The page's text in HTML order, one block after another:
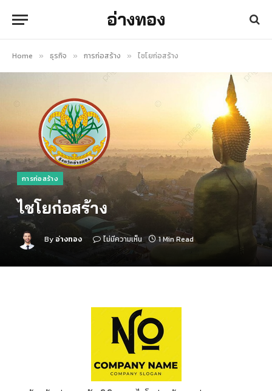
อ่างทอง
Home » ธุรกิจ » การก่อสร้าง » ไชโยก่อสร้าง
การก่อสร้าง
ไชโยก่อสร้าง
By อ่างทอง ไม่มีความเห็น 1 Min Read